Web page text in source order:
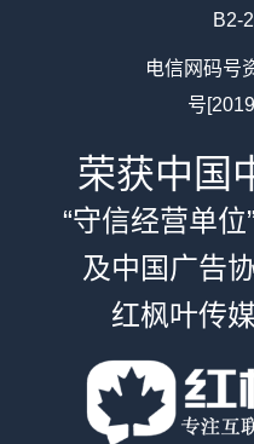
B2-
电信网码号
号
荣获中国
“守信经营单位
及中国广告
红枫叶传